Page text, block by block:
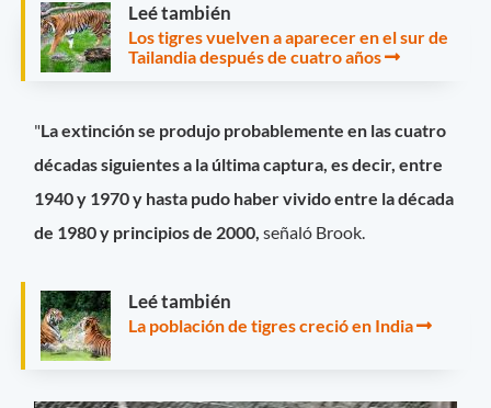
Leé también
Los tigres vuelven a aparecer en el sur de
Tailandia después de cuatro años
"La extinción se produjo probablemente en las cuatro
décadas siguientes a la última captura, es decir, entre
1940 y 1970 y hasta pudo haber vivido entre la década
de 1980 y principios de 2000, señaló Brook.
Leé también
La población de tigres creció en India